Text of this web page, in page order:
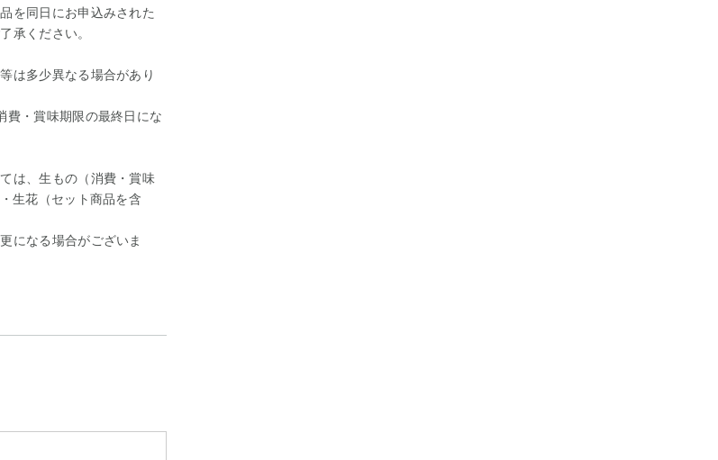
を同日にお申込みされた
承ください。
は多少異なる場合があり
・賞味期限の最終日にな
は、生もの（消費・賞味
生花（セット商品を含
になる場合がございま